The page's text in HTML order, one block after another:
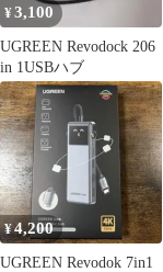
¥3,100
UGREEN Revodock 206
in 1USBハブ
¥4,200
UGREEN Revodok 7in1